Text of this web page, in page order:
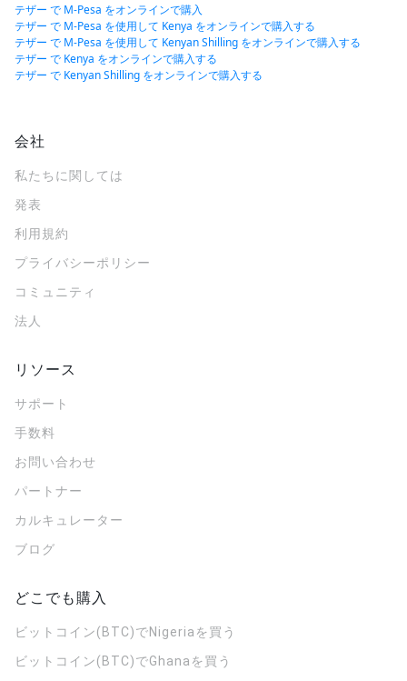
テザー で M-Pesa をオンラインで購入
テザー で M-Pesa を使用して Kenya をオンラインで購入する
テザー で M-Pesa を使用して Kenyan Shilling をオンラインで購入する
テザー で Kenya をオンラインで購入する
テザー で Kenyan Shilling をオンラインで購入する
会社
私たちに関しては
発表
利用規約
プライバシーポリシー
コミュニティ
法人
リソース
サポート
手数料
お問い合わせ
パートナー
カルキュレーター
ブログ
どこでも購入
ビットコイン(BTC)でNigeriaを買う
ビットコイン(BTC)でGhanaを買う